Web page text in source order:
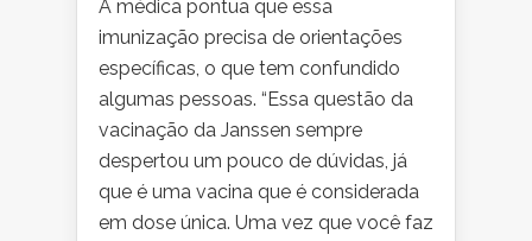
A médica pontua que essa
imunização precisa de orientações
específicas, o que tem confundido
algumas pessoas. “Essa questão da
vacinação da Janssen sempre
despertou um pouco de dúvidas, já
que é uma vacina que é considerada
em dose única. Uma vez que você faz